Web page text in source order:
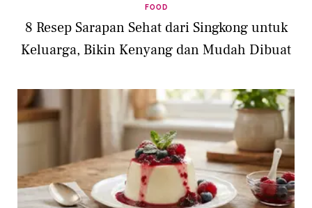
FOOD
8 Resep Sarapan Sehat dari Singkong untuk
Keluarga, Bikin Kenyang dan Mudah Dibuat